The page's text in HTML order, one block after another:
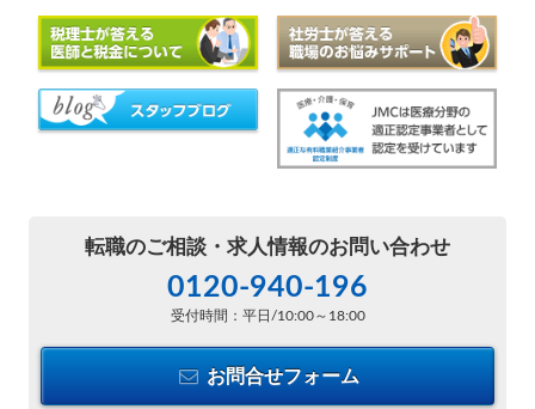
転職のご相談・ 求人情報のお問い合わせ
0120-940-196
受付時間：平日/10:00～18:00
お問合せフォーム